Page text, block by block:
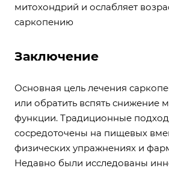
митохондрий и ослабляет
саркопению
Заключение
Основная цель лечения
или обратить вспять
функции. Традиционные
сосредоточены на пищевых
физических упражнениях и
Недавно были исследованы